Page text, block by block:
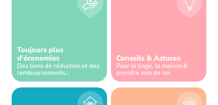
Toujours plus
d'économies
Des bons de réduction et des
remboursements...
Conseils & Astuces
Pour le linge, la maison &
prendre soin de soi